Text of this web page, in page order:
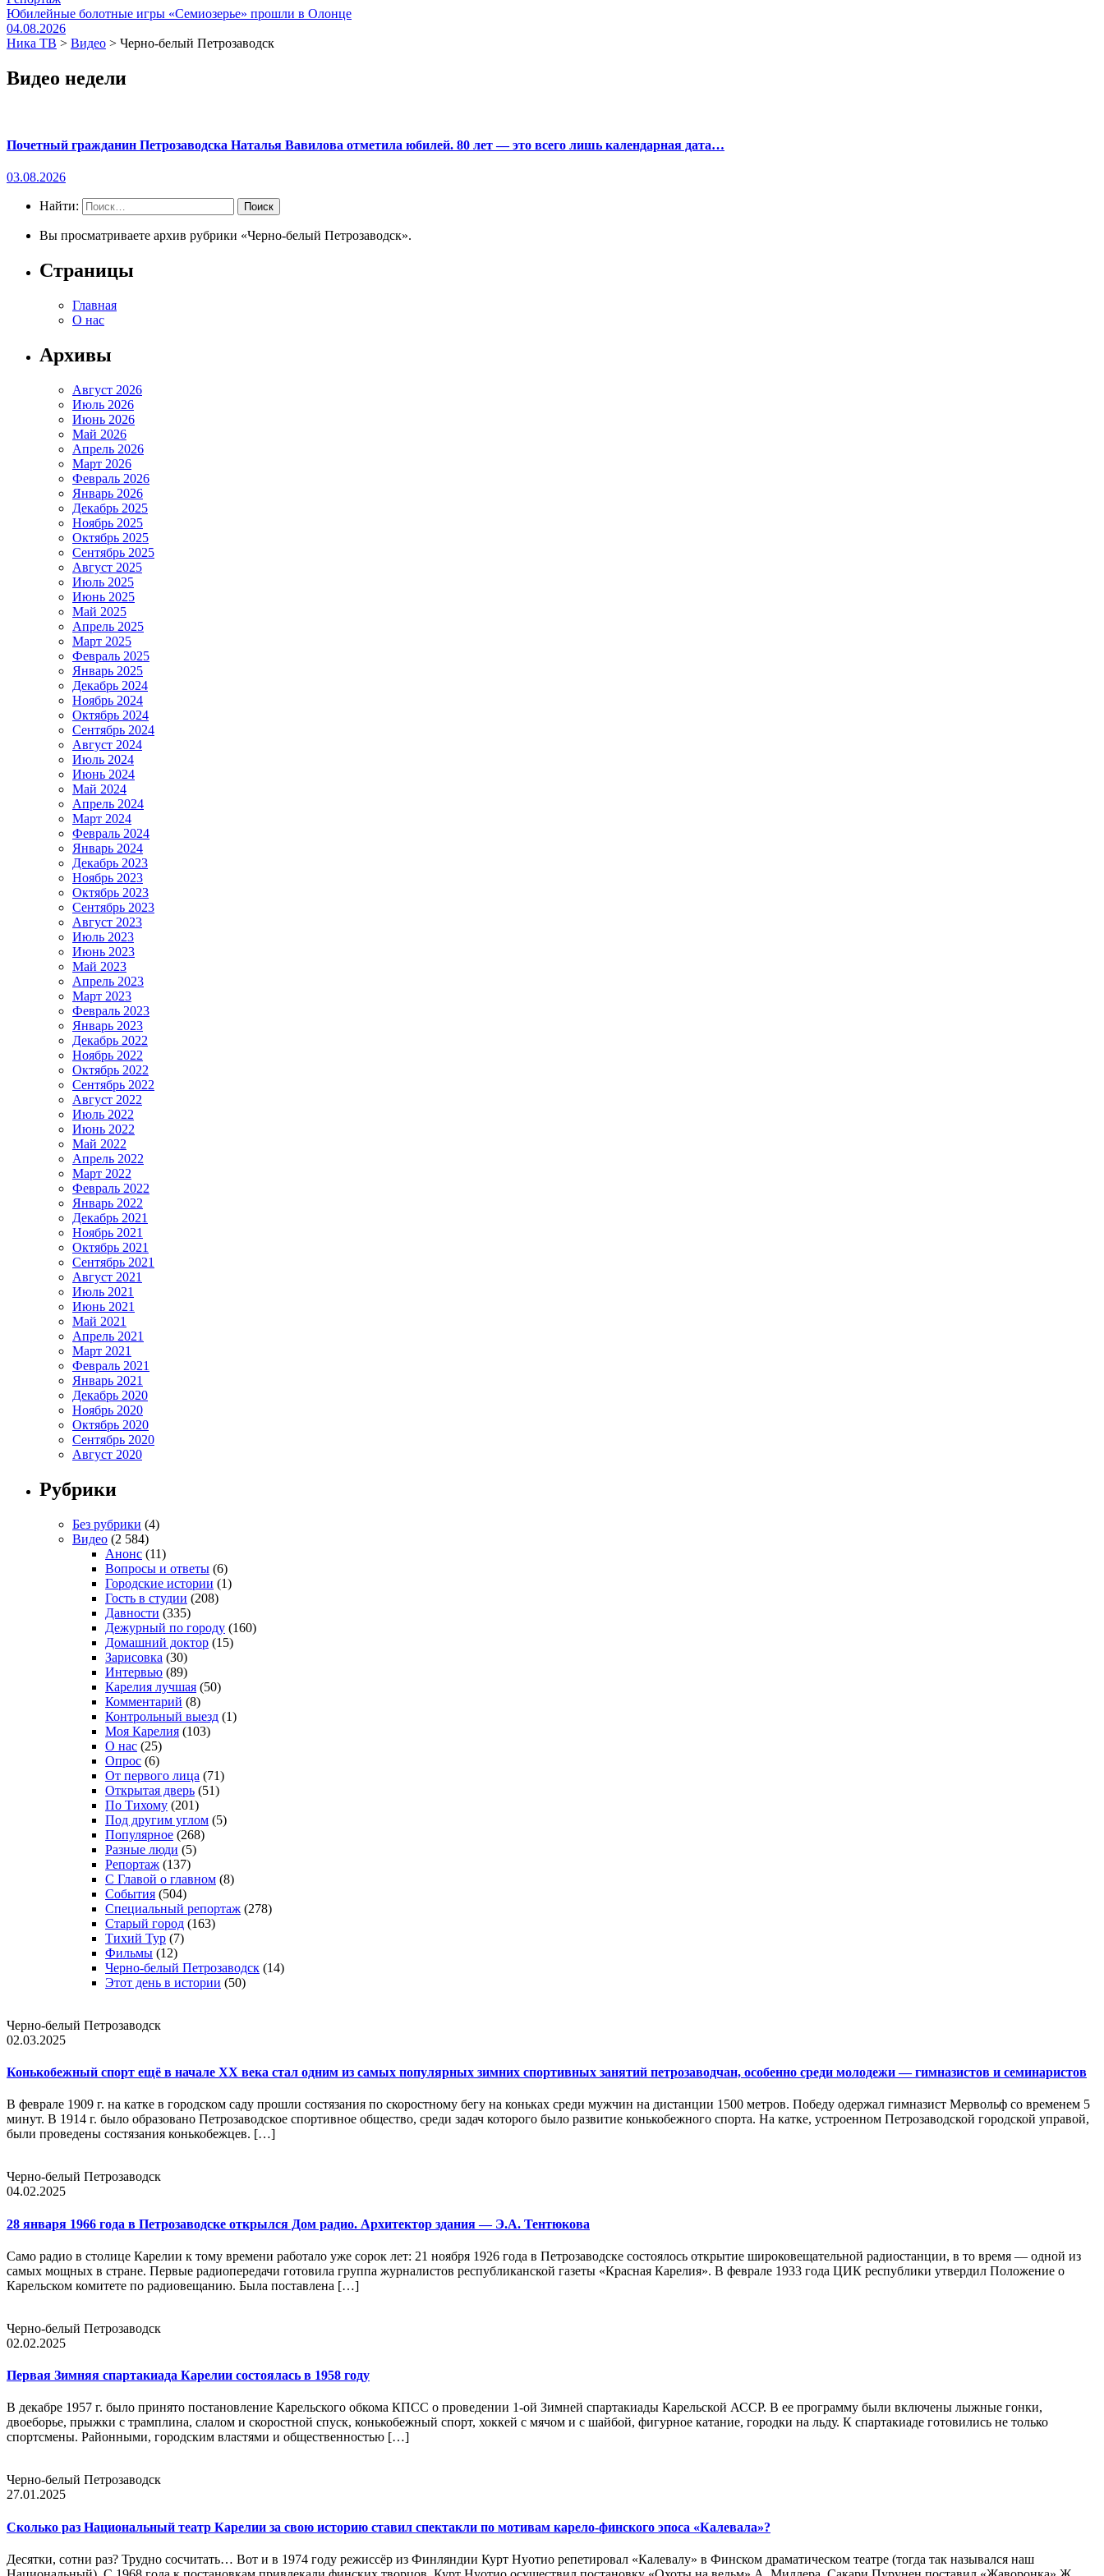
Юбилейные болотные игры «Семиозерье» прошли в Олонце
04.08.2026
Ника ТВ > Видео > Черно-белый Петрозаводск
Видео недели
Почетный гражданин Петрозаводска Наталья Вавилова отметила юбилей. 80 лет — это всего лишь календарная дата…
03.08.2026
Найти:
Вы просматриваете архив рубрики «Черно-белый Петрозаводск».
Страницы
Главная
О нас
Архивы
Август 2026
Июль 2026
Июнь 2026
Май 2026
Апрель 2026
Март 2026
Февраль 2026
Январь 2026
Декабрь 2025
Ноябрь 2025
Октябрь 2025
Сентябрь 2025
Август 2025
Июль 2025
Июнь 2025
Май 2025
Апрель 2025
Март 2025
Февраль 2025
Январь 2025
Декабрь 2024
Ноябрь 2024
Октябрь 2024
Сентябрь 2024
Август 2024
Июль 2024
Июнь 2024
Май 2024
Апрель 2024
Март 2024
Февраль 2024
Январь 2024
Декабрь 2023
Ноябрь 2023
Октябрь 2023
Сентябрь 2023
Август 2023
Июль 2023
Июнь 2023
Май 2023
Апрель 2023
Март 2023
Февраль 2023
Январь 2023
Декабрь 2022
Ноябрь 2022
Октябрь 2022
Сентябрь 2022
Август 2022
Июль 2022
Июнь 2022
Май 2022
Апрель 2022
Март 2022
Февраль 2022
Январь 2022
Декабрь 2021
Ноябрь 2021
Октябрь 2021
Сентябрь 2021
Август 2021
Июль 2021
Июнь 2021
Май 2021
Апрель 2021
Март 2021
Февраль 2021
Январь 2021
Декабрь 2020
Ноябрь 2020
Октябрь 2020
Сентябрь 2020
Август 2020
Рубрики
Без рубрики (4)
Видео (2 584)
Анонс (11)
Вопросы и ответы (6)
Городские истории (1)
Гость в студии (208)
Давности (335)
Дежурный по городу (160)
Домашний доктор (15)
Зарисовка (30)
Интервью (89)
Карелия лучшая (50)
Комментарий (8)
Контрольный выезд (1)
Моя Карелия (103)
О нас (25)
Опрос (6)
От первого лица (71)
Открытая дверь (51)
По Тихому (201)
Под другим углом (5)
Популярное (268)
Разные люди (5)
Репортаж (137)
С Главой о главном (8)
События (504)
Специальный репортаж (278)
Старый город (163)
Тихий Тур (7)
Фильмы (12)
Черно-белый Петрозаводск (14)
Этот день в истории (50)
Черно-белый Петрозаводск
02.03.2025
Конькобежный спорт ещё в начале XX века стал одним из самых популярных зимних спортивных занятий петрозаводчан, особенно среди молодежи — гимназистов и семинаристов
В феврале 1909 г. на катке в городском саду прошли состязания по скоростному бегу на коньках среди мужчин на дистанции 1500 метров. Победу одержал гимназист Мервольф со временем 5
минут. В 1914 г. было образовано Петрозаводское спортивное общество, среди задач которого было развитие конькобежного спорта. На катке, устроенном Петрозаводской городской управой,
были проведены состязания конькобежцев. […]
Черно-белый Петрозаводск
04.02.2025
28 января 1966 года в Петрозаводске открылся Дом радио. Архитектор здания — Э.А. Тентюкова
Само радио в столице Карелии к тому времени работало уже сорок лет: 21 ноября 1926 года в Петрозаводске состоялось открытие широковещательной радиостанции, в то время — одной из
самых мощных в стране. Первые радиопередачи готовила группа журналистов республиканской газеты «Красная Карелия». В феврале 1933 года ЦИК республики утвердил Положение о
Карельском комитете по радиовещанию. Была поставлена […]
Черно-белый Петрозаводск
02.02.2025
Первая Зимняя спартакиада Карелии состоялась в 1958 году
В декабре 1957 г. было принято постановление Карельского обкома КПСС о проведении 1-ой Зимней спартакиады Карельской АССР. В ее программу были включены лыжные гонки,
двоеборье, прыжки с трамплина, слалом и скоростной спуск, конькобежный спорт, хоккей с мячом и с шайбой, фигурное катание, городки на льду. К спартакиаде готовились не только
спортсмены. Районными, городским властями и общественностью […]
Черно-белый Петрозаводск
27.01.2025
Сколько раз Национальный театр Карелии за свою историю ставил спектакли по мотивам карело-финского эпоса «Калевала»?
Десятки, сотни раз? Трудно сосчитать… Вот и в 1974 году режиссёр из Финляндии Курт Нуотио репетировал «Калевалу» в Финском драматическом театре (тогда так назывался наш